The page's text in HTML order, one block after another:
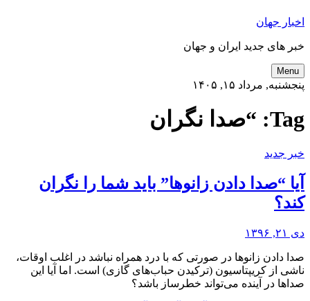
اخبار جهان
خبر های جدید ایران و جهان
Menu
پنجشنبه, مرداد ۱۵, ۱۴۰۵
Tag: “صدا نگران
خبر جدید
آیا “صدا دادن زانوها” باید شما را نگران
کند؟
دی ۲۱, ۱۳۹۶
صدا دادن زانوها در صورتی که با درد همراه نباشد در اغلب اوقات،
ناشی از کریپتاسیون (ترکیدن حباب‌های گازی) است. اما آیا این
صداها در آینده می‌تواند خطرساز باشد؟